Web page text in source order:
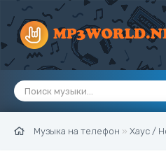
Музыка на телефон » Хаус /